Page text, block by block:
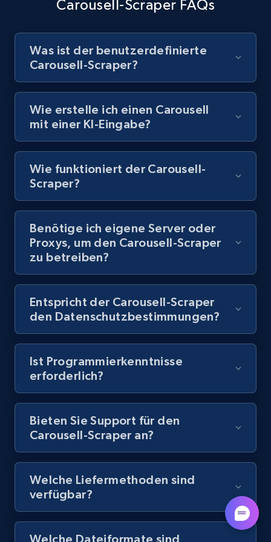
Youtube - Videos posts - Discovery records
URL, Title, Youtuber, Youtuber md5, Video url,
Video length, Likes, Views, and more.
8.1K+ 716+ Gratis testen
Youtube - Videos posts - Discovery videos
by podcast url
URL, Title, Youtuber, Youtuber md5, Video url,
8.1K+ 716+ Gratis testen
Amazon Reviews
URL, Product name, Product rating, Product
rating object, Product rating max, Rating,
7.4K+ 872+
TikTok - Posts
Carousell-Scraper FAQs
Was ist der benutzerdefinierte
Carousell-Scraper?
Wie erstelle ich einen Carousell
mit einer KI-Eingabe?
Wie funktioniert der Carousell-
Scraper?
Benötige ich eigene Server oder
Proxys, um den Carousell-Scraper
zu betreiben?
Entspricht der Carousell-Scraper
den Datenschutzbestimmungen?
Ist Programmierkenntnisse
erforderlich?
Bieten Sie Support für den
Carousell-Scraper an?
Welche Liefermethoden sind
verfügbar?
Welche Dateiformate sind